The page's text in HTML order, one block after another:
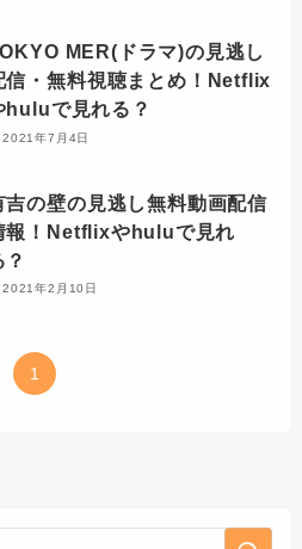
MER(ドラマ)の見逃し
信・無料視聴まとめ！Netflix
huluで見れる？
2021年7月4日
吉の壁の見逃し無料動画配信
報！Netflixやhuluで見れ
？
2021年2月10日
1